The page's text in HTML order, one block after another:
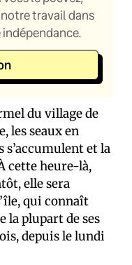
travail dans
du village de
les seaux en
et la
cette heure-là,
elle sera
qui connaît
la plupart de ses
depuis le lundi